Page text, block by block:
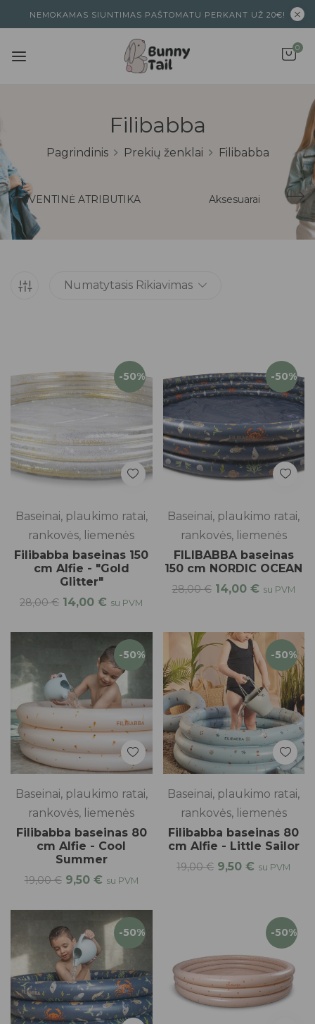
NEMOKAMAS SIUNTIMAS PAŠTOMATU PERKANT UŽ 20€!
0
Filibabba
Pagrindinis Prekių ženklai Filibabba
ŠVENTINĖ ATRIBUTIKA Aksesuarai
Numatytasis Rikiavimas
-50%
Baseinai, plaukimo ratai,
rankovės, liemenės
Filibabba baseinas 150
cm Alfie - "Gold
Glitter"
28,00€ 14,00€ su PVM
-50%
Baseinai, plaukimo ratai,
rankovės, liemenės
FILIBABBA baseinas
150 cm NORDIC OCEAN
28,00€ 14,00 € su PVM
-50%
Baseinai, plaukimo ratai,
rankovės, liemenės
Filibabba baseinas 80
cm Alfie - Cool
Summer
19,00€ 9,50 € su PVM
-50%
Baseinai, plaukimo ratai,
rankovės, liemenės
Filibabba baseinas 80
cm Alfie - Little Sailor
19,00€ 9,50€ su PVM
-50% -50%